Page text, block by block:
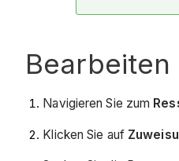
Navigieren Sie zum
Klicken Sie auf